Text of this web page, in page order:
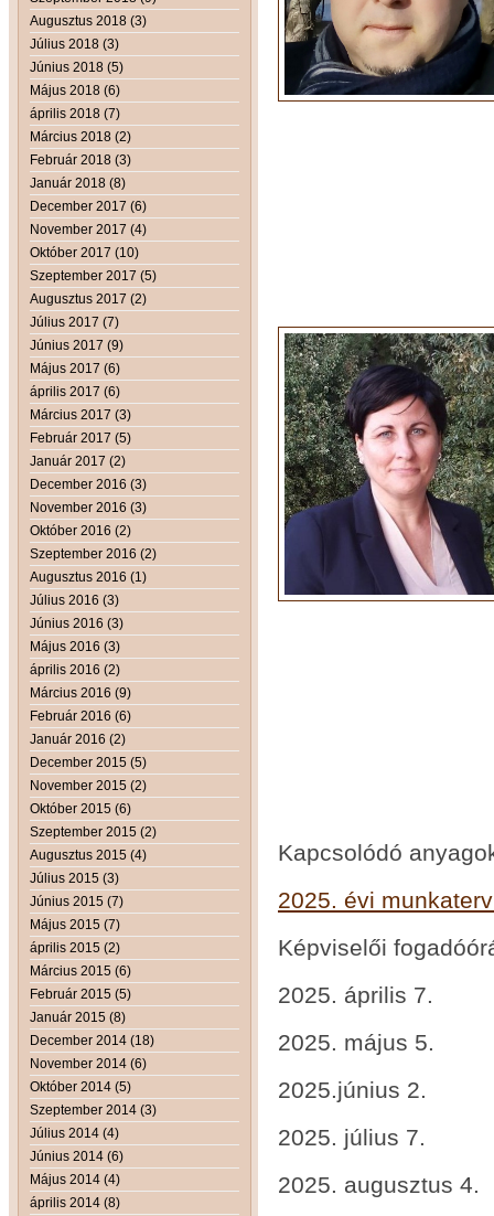
Augusztus 2018 (3)
Július 2018 (3)
Június 2018 (5)
Május 2018 (6)
április 2018 (7)
Március 2018 (2)
Február 2018 (3)
Január 2018 (8)
December 2017 (6)
November 2017 (4)
Október 2017 (10)
Szeptember 2017 (5)
Augusztus 2017 (2)
Július 2017 (7)
Június 2017 (9)
Május 2017 (6)
április 2017 (6)
Március 2017 (3)
Február 2017 (5)
Január 2017 (2)
December 2016 (3)
November 2016 (3)
Október 2016 (2)
Szeptember 2016 (2)
Augusztus 2016 (1)
Július 2016 (3)
Június 2016 (3)
Május 2016 (3)
április 2016 (2)
Március 2016 (9)
Február 2016 (6)
Január 2016 (2)
December 2015 (5)
November 2015 (2)
Október 2015 (6)
Szeptember 2015 (2)
Augusztus 2015 (4)
Július 2015 (3)
Június 2015 (7)
Május 2015 (7)
április 2015 (2)
Március 2015 (6)
Február 2015 (5)
Január 2015 (8)
December 2014 (18)
November 2014 (6)
Október 2014 (5)
Szeptember 2014 (3)
Július 2014 (4)
Június 2014 (6)
Május 2014 (4)
április 2014 (8)
Kapcsolódó
2025. évi
Képviselői
2025.
2025. május
2025.június
2025. július
2025.